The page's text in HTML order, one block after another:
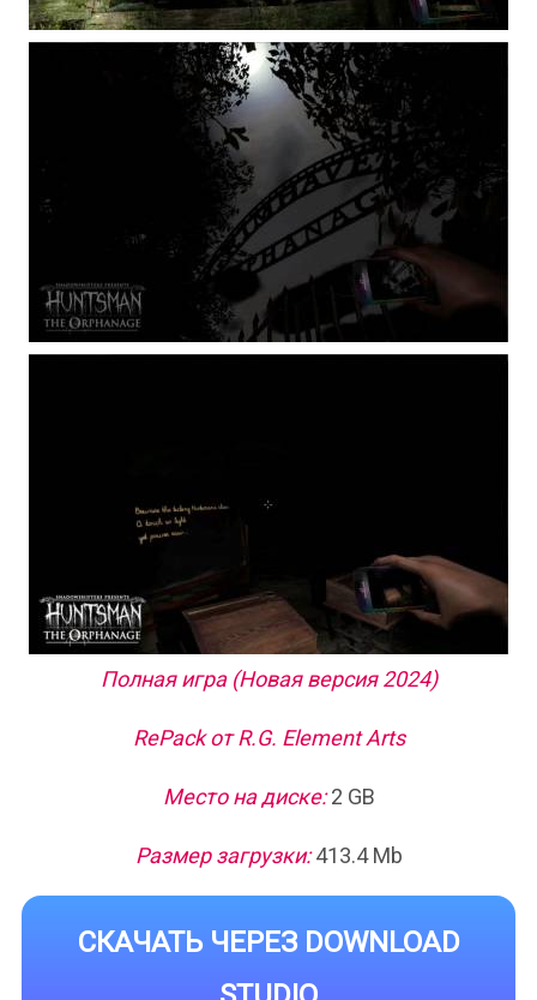
Полная игра (Новая версия 2024)
RePack от R.G. Element Arts
Место на диске:2 GB
Размер загрузки:413.4 Mb
СКАЧАТЬ ЧЕРЕЗ DOWNLOAD